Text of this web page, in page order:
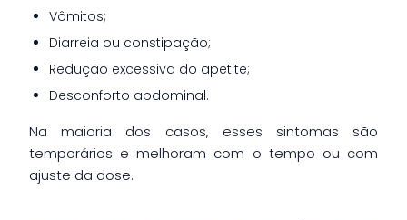
Vômitos;
Diarreia ou constipação;
Redução excessiva do apetite;
Desconforto abdominal.
Na maioria dos casos, esses sintomas são
temporários e melhoram com o tempo ou com
ajuste da dose.